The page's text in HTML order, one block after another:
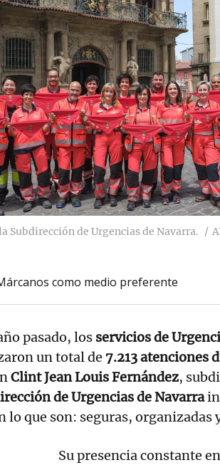
Subdirección de Urgencias de Navarra.
como medio preferente
pasado, los servicios de
un total de 7.213 atenciones
Clint Jean Louis Fernández,
de Urgencias de Navarra
lo que son: seguras, organizadas
Su presencia constante